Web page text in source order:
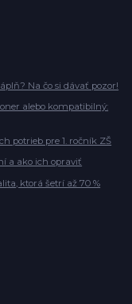
Na čo si dávať pozor!
alebo kompatibilný:
potrieb pre 1. ročník ZŠ
a ako ich opraviť
ktorá šetrí až 70 %